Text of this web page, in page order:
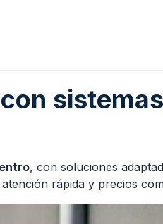
, con soluciones
rápida y precios